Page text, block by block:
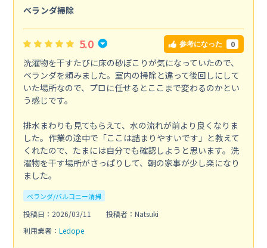
ベランダ掃除
5.0 参考になった 0
洗濯物を干すたびに床の砂ぼこりが気になっていたので、
ベランダを頼みました。室内の掃除と違って後回しにして
いた場所なので、プロに任せるとここまで変わるのかとい
う感じです。
排水まわりも見てもらえて、水の流れが前より良くなりま
した。作業の途中で「ここは詰まりやすいです」と教えて
くれたので、たまには自分でも確認しようと思います。洗
濯物を干す場所がさっぱりして、朝の家事が少し楽になり
ました。
ベランダ/バルコニー清掃
投稿日：2026/03/11
投稿者：Natsuki
利用業者： Ledope